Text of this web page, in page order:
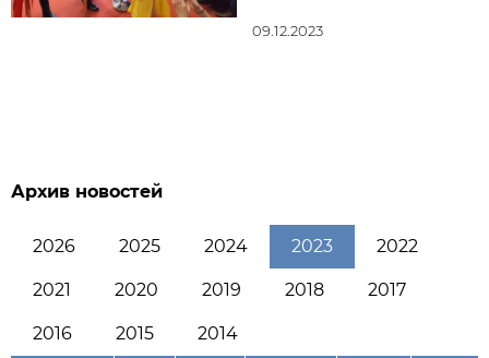
09.12.2023
Архив новостей
2026 2025 2024 2023 2022
2021 2020 2019 2018 2017
2016 2015 2014